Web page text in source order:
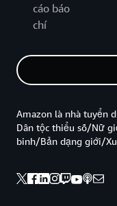
cáo báo
chí
Amazon là nhà tuyển
Dân tộc thiểu số/Nữ
binh/Bản dạng giới/